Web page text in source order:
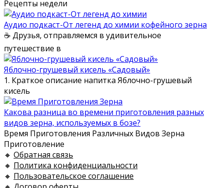
Рецепты недели
Аудио подкаст-От легенд до химии кофейного зерна
☕ Друзья, отправляемся в удивительное
путешествие в
Яблочно-грушевый кисель «Садовый»
1. Краткое описание напитка Яблочно-грушевый
кисель
Какова разница во времени приготовления разных
видов зерна, используемых в бозе?
Время Приготовления Различных Видов Зерна
Приготовление
🔸 Обратная связь
🔸 Политика конфиденциальности
🔸 Пользовательское соглашение